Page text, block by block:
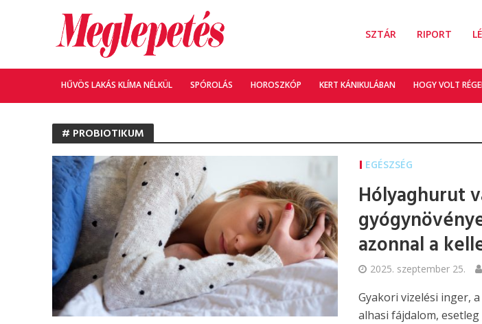
SZTÁR RIPORT
HŰVÖS LAKÁS KLÍMA NÉLKÜL SPÓROLÁS HOROSZKÓP KERT KÁNIKULÁBAN HOGY VOLT
# PROBIOTIKUM
EGÉSZSÉG
Hólyaghurut
azonnal a
2025. szeptember 25.
Gyakori vizelési inger,
alhasi fájdalom,